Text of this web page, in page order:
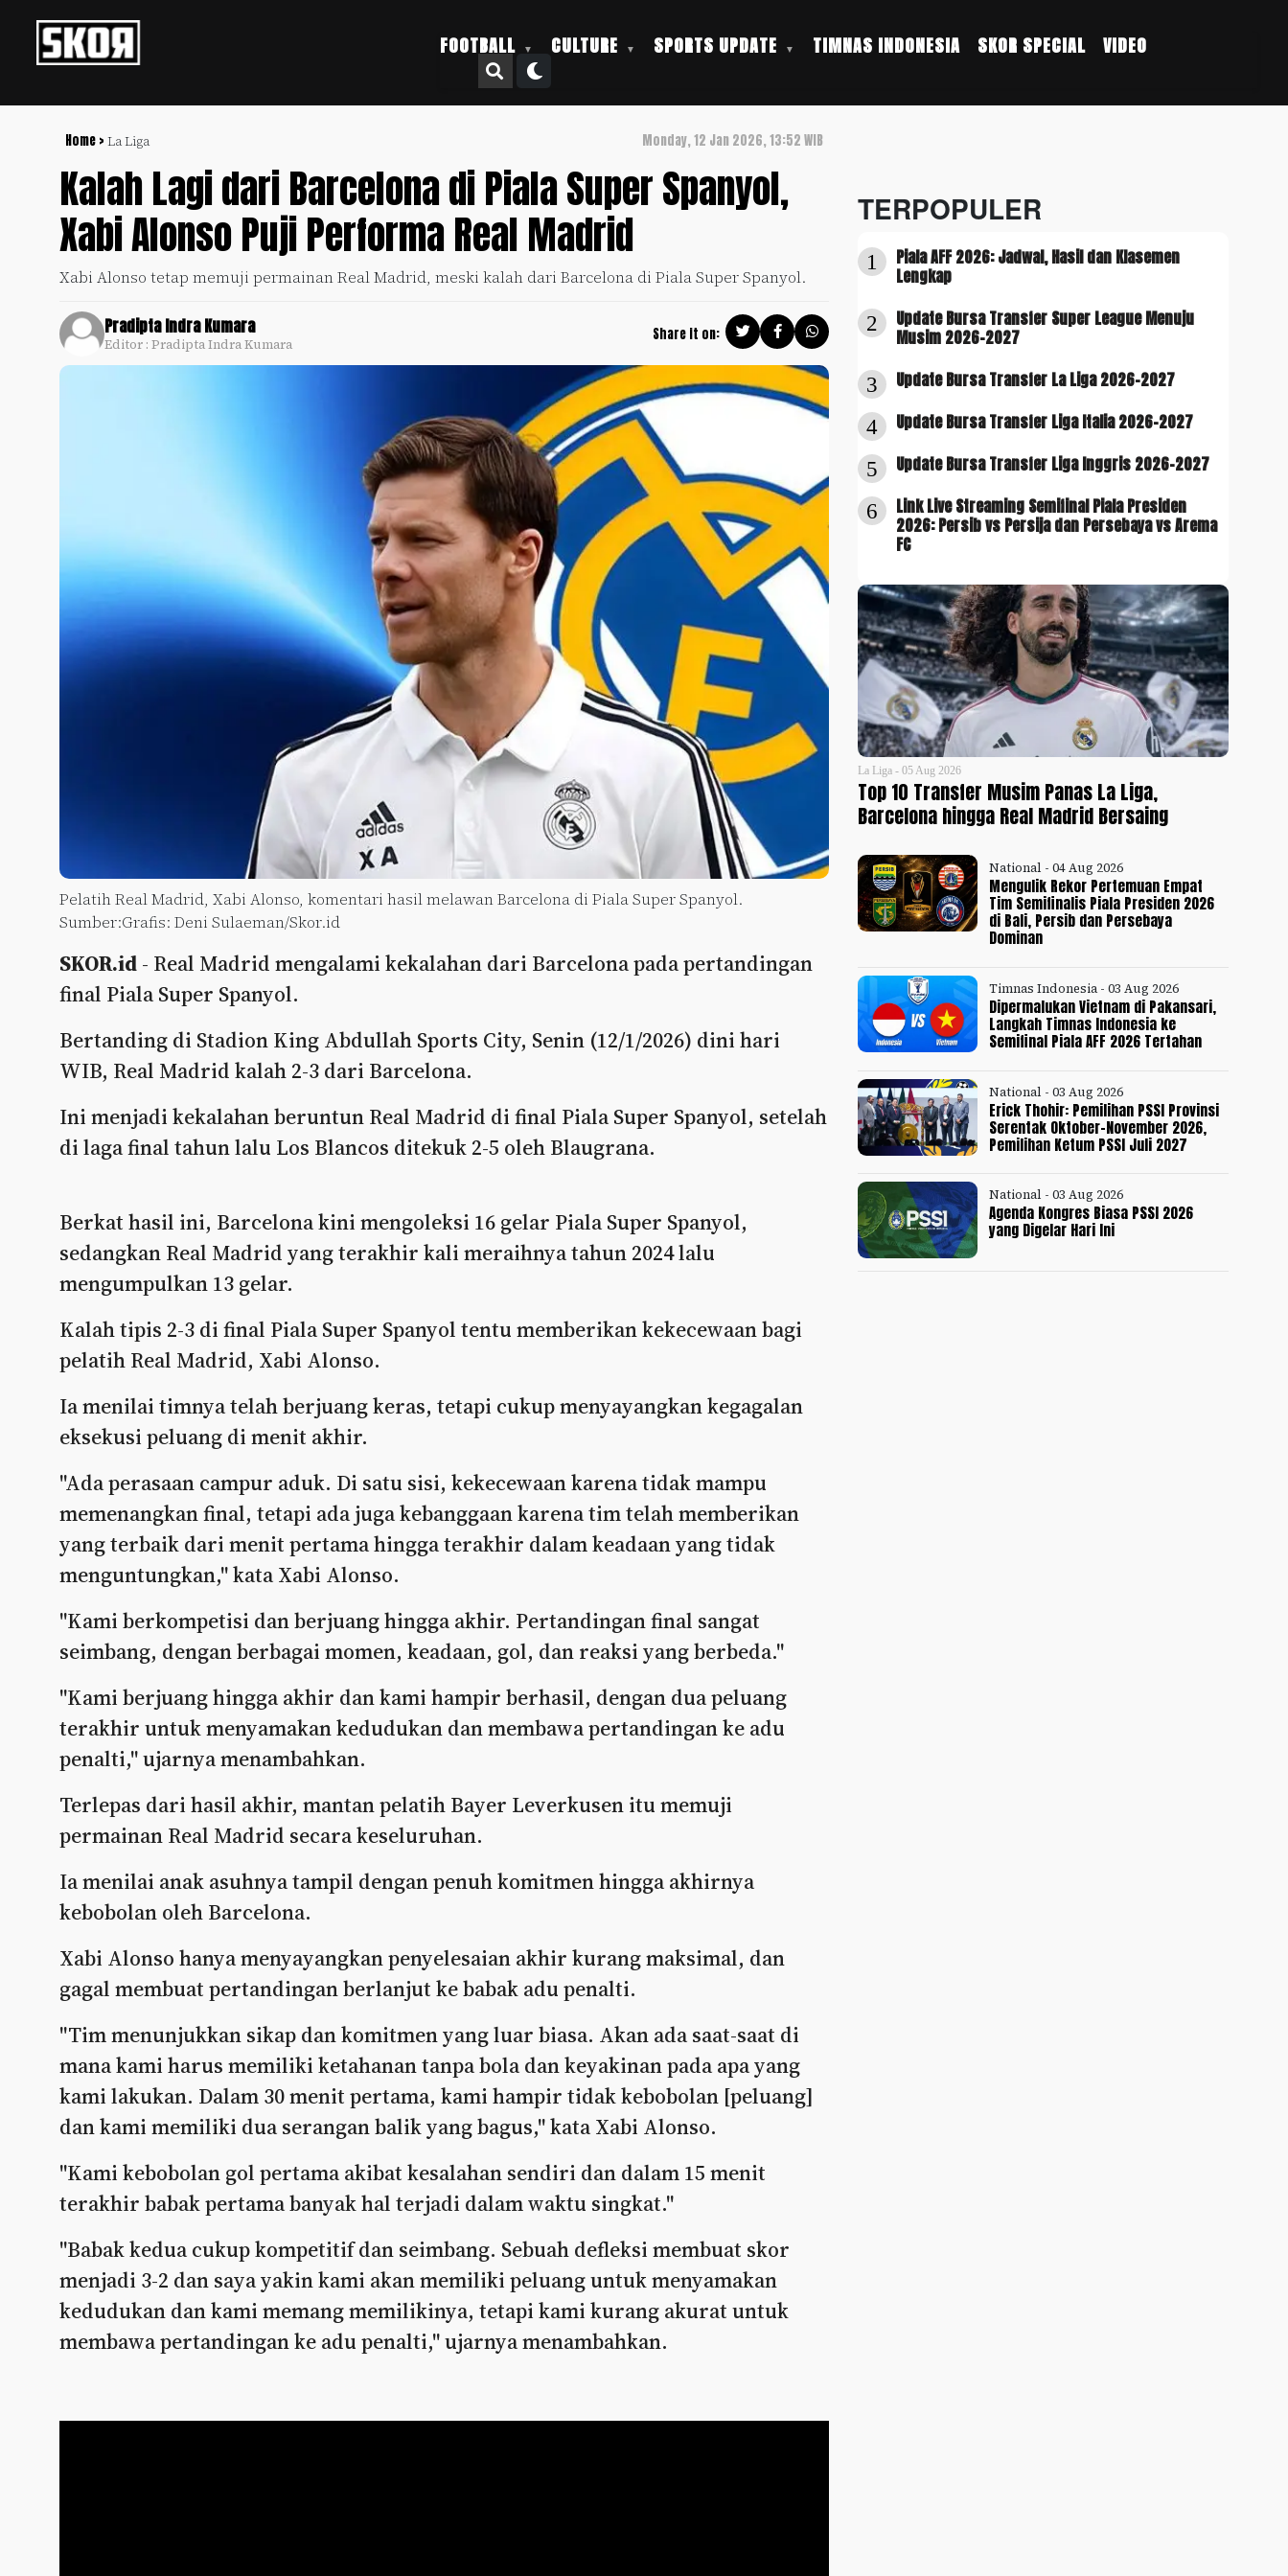
FOOTBALL CULTURE SPORTS UPDATE TIMNAS INDONESIA SKOR SPECIAL VIDEO
Home > La Liga Monday, 12 Jan 2026, 13:52 WIB
Kalah Lagi dari Barcelona di Piala Super Spanyol,
Xabi Alonso Puji Performa Real Madrid
Xabi Alonso tetap memuji permainan Real Madrid, meski kalah dari Barcelona di Piala Super Spanyol.
Pradipta Indra Kumara
Editor : Pradipta Indra Kumara
Share it on:
Pelatih Real Madrid, Xabi Alonso, komentari hasil melawan Barcelona di Piala Super Spanyol.
Sumber:Grafis: Deni Sulaeman/Skor.id
SKOR.id - Real Madrid mengalami kekalahan dari Barcelona pada pertandingan
final Piala Super Spanyol.
Bertanding di Stadion King Abdullah Sports City, Senin (12/1/2026) dini hari
WIB, Real Madrid kalah 2-3 dari Barcelona.
Ini menjadi kekalahan beruntun Real Madrid di final Piala Super Spanyol, setelah
di laga final tahun lalu Los Blancos ditekuk 2-5 oleh Blaugrana.
Berkat hasil ini, Barcelona kini mengoleksi 16 gelar Piala Super Spanyol,
sedangkan Real Madrid yang terakhir kali meraihnya tahun 2024 lalu
mengumpulkan 13 gelar.
Kalah tipis 2-3 di final Piala Super Spanyol tentu memberikan kekecewaan bagi
pelatih Real Madrid, Xabi Alonso.
Ia menilai timnya telah berjuang keras, tetapi cukup menyayangkan kegagalan
eksekusi peluang di menit akhir.
"Ada perasaan campur aduk. Di satu sisi, kekecewaan karena tidak mampu
memenangkan final, tetapi ada juga kebanggaan karena tim telah memberikan
yang terbaik dari menit pertama hingga terakhir dalam keadaan yang tidak
menguntungkan," kata Xabi Alonso.
"Kami berkompetisi dan berjuang hingga akhir. Pertandingan final sangat
seimbang, dengan berbagai momen, keadaan, gol, dan reaksi yang berbeda."
"Kami berjuang hingga akhir dan kami hampir berhasil, dengan dua peluang
terakhir untuk menyamakan kedudukan dan membawa pertandingan ke adu
penalti," ujarnya menambahkan.
Terlepas dari hasil akhir, mantan pelatih Bayer Leverkusen itu memuji
permainan Real Madrid secara keseluruhan.
Ia menilai anak asuhnya tampil dengan penuh komitmen hingga akhirnya
kebobolan oleh Barcelona.
Xabi Alonso hanya menyayangkan penyelesaian akhir kurang maksimal, dan
gagal membuat pertandingan berlanjut ke babak adu penalti.
"Tim menunjukkan sikap dan komitmen yang luar biasa. Akan ada saat-saat di
mana kami harus memiliki ketahanan tanpa bola dan keyakinan pada apa yang
kami lakukan. Dalam 30 menit pertama, kami hampir tidak kebobolan [peluang]
dan kami memiliki dua serangan balik yang bagus," kata Xabi Alonso.
"Kami kebobolan gol pertama akibat kesalahan sendiri dan dalam 15 menit
terakhir babak pertama banyak hal terjadi dalam waktu singkat."
"Babak kedua cukup kompetitif dan seimbang. Sebuah defleksi membuat skor
menjadi 3-2 dan saya yakin kami akan memiliki peluang untuk menyamakan
kedudukan dan kami memang memilikinya, tetapi kami kurang akurat untuk
membawa pertandingan ke adu penalti," ujarnya menambahkan.
TERPOPULER
1
Piala AFF 2026: Jadwal, Hasil dan Klasemen
Lengkap
2
Update Bursa Transfer Super League Menuju
Musim 2026-2027
3 Update Bursa Transfer La Liga 2026-2027
4 Update Bursa Transfer Liga Italia 2026-2027
5 Update Bursa Transfer Liga Inggris 2026-2027
6
Link Live Streaming Semifinal Piala Presiden
2026: Persib vs Persija dan Persebaya vs Arema
FC
La Liga - 05 Aug 2026
Top 10 Transfer Musim Panas La Liga,
Barcelona hingga Real Madrid Bersaing
National - 04 Aug 2026
Mengulik Rekor Pertemuan Empat
Tim Semifinalis Piala Presiden 2026
di Bali, Persib dan Persebaya
Dominan
Timnas Indonesia - 03 Aug 2026
Dipermalukan Vietnam di Pakansari,
Langkah Timnas Indonesia ke
Semifinal Piala AFF 2026 Tertahan
National - 03 Aug 2026
Erick Thohir: Pemilihan PSSI Provinsi
Serentak Oktober-November 2026,
Pemilihan Ketum PSSI Juli 2027
National - 03 Aug 2026
Agenda Kongres Biasa PSSI 2026
yang Digelar Hari Ini
Football +
Culture +
Sports
Update
+
Indonesia
Policy
Pedoman
Pemberitaan
Media
Siber
Disclaimer
Tentang
Kami